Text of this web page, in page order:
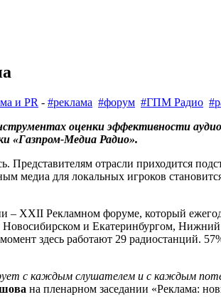
и PR - #реклама #форум #ГПМ Радио
оценки эффективности
«Газпром-Медиа Радио».
отрасли приходится
для локальных игроков
XXII Рекламном форуме, который
и Екатеринбургом,
здесь работают 29 радиостанций.
с каждым слушателем и с каждым
на пленарном заседании «Реклама: